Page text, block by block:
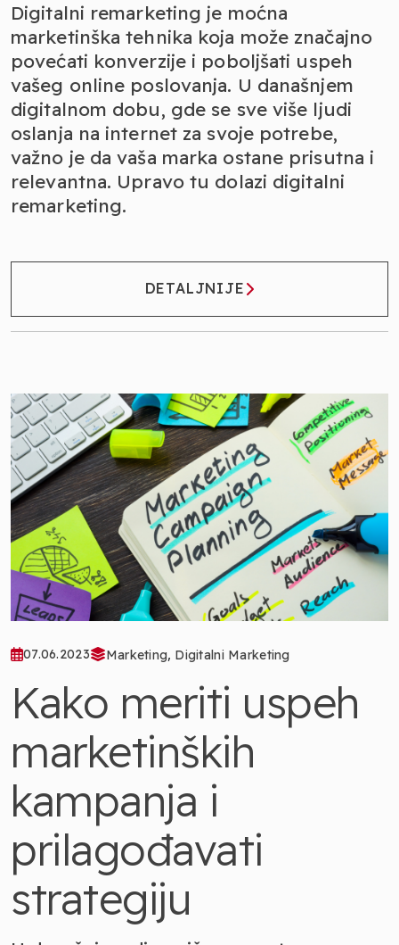
Digitalni remarketing je moćna
marketinška tehnika koja može značajno
povećati konverzije i poboljšati uspeh
vašeg online poslovanja. U današnjem
digitalnom dobu, gde se sve više ljudi
oslanja na internet za svoje potrebe,
važno je da vaša marka ostane prisutna i
relevantna. Upravo tu dolazi digitalni
remarketing.
DETALJNIJE
07.06.2023 Marketing, Digitalni Marketing
Kako meriti uspeh
marketinških
kampanja i
prilagođavati
strategiju